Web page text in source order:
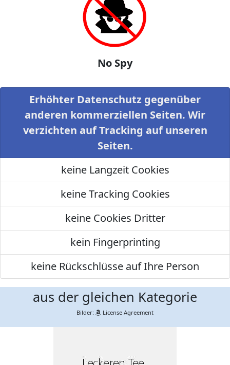
No Spy
Erhöhter Datenschutz gegenüber
anderen kommerziellen Seiten. Wir
verzichten auf Tracking auf unseren
Seiten.
keine Langzeit Cookies
keine Tracking Cookies
keine Cookies Dritter
kein Fingerprinting
keine Rückschlüsse auf Ihre Person
aus der gleichen Kategorie
Bilder: License Agreement